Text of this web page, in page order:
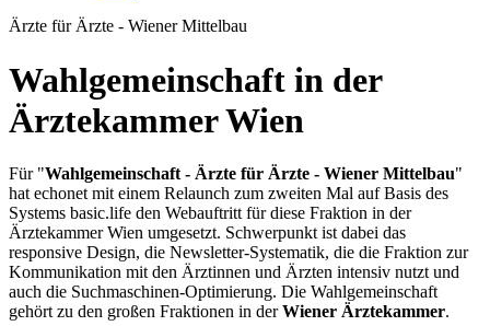
Ärzte für Ärzte - Wiener Mittelbau
Wahlgemeinschaft in der
Ärztekammer Wien
Für "Wahlgemeinschaft - Ärzte für Ärzte - Wiener Mittelbau"
hat echonet mit einem Relaunch zum zweiten Mal auf Basis des
Systems basic.life den Webauftritt für diese Fraktion in der
Ärztekammer Wien umgesetzt. Schwerpunkt ist dabei das
responsive Design, die Newsletter-Systematik, die die Fraktion zur
Kommunikation mit den Ärztinnen und Ärzten intensiv nutzt und
auch die Suchmaschinen-Optimierung. Die Wahlgemeinschaft
gehört zu den großen Fraktionen in derWiener Ärztekammer.